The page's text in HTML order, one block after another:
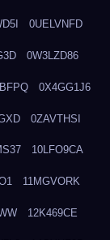
0UELVNFD
0W3LZD86
0X4GG1J6
0ZAVTHSI
10LFO9CA
11MGVORK
12K469CE